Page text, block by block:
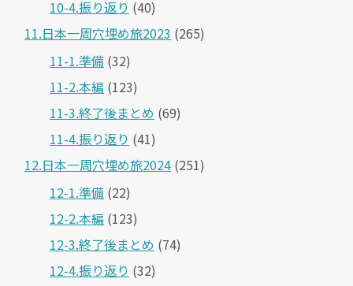
10-4.振り返り (40)
11.日本一周穴埋め旅2023 (265)
11-1.準備 (32)
11-2.本編 (123)
11-3.終了後まとめ (69)
11-4.振り返り (41)
12.日本一周穴埋め旅2024 (251)
12-1.準備 (22)
12-2.本編 (123)
12-3.終了後まとめ (74)
12-4.振り返り (32)